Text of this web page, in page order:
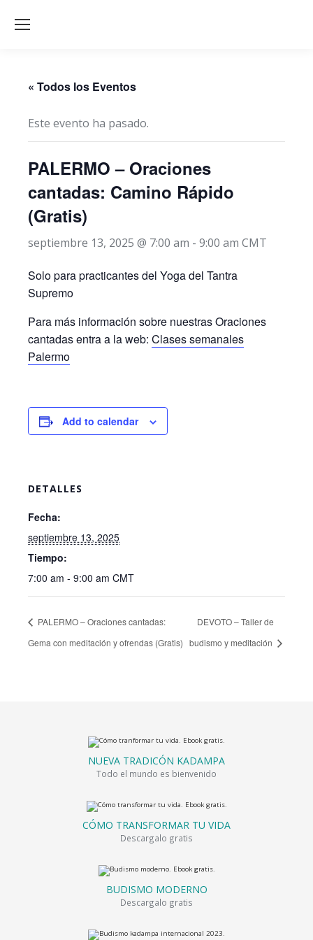
« Todos los Eventos
Este evento ha pasado.
PALERMO – Oraciones
cantadas: Camino Rápido
(Gratis)
septiembre 13, 2025 @ 7:00 am - 9:00 am CMT
Solo para practicantes del Yoga del Tantra
Supremo
Para más información sobre nuestras Oraciones
cantadas entra a la web: Clases semanales
Palermo
Add to calendar
DETALLES
Fecha:
septiembre 13, 2025
Tiempo:
7:00 am - 9:00 am CMT
PALERMO – Oraciones cantadas:
Gema con meditación y ofrendas (Gratis)
DEVOTO – Taller de
budismo y meditación
NUEVA TRADICÓN KADAMPA
Todo el mundo es bienvenido
CÓMO TRANSFORMAR TU VIDA
Descargalo gratis
BUDISMO MODERNO
Descargalo gratis